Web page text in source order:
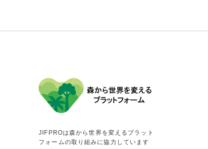
JIFPROは森から世界を変えるプラット
フォームの取り組みに協力しています